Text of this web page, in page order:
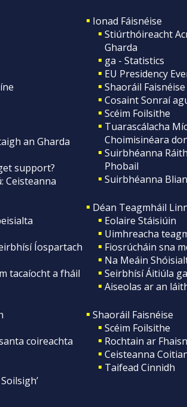
an Gharda
support?
Ceisteanna
Íospartach
tacaíocht a fháil
coireachta
Ionad Fáisnéise
Stiúrthóireacht
Gharda
ga - Statistics
EU Presidency
Shaoráil Faisnéise
Cosaint Sonraí
Scéim Foilsithe
Tuarascálacha
Choimisinéara
Suirbhéanna
Phobail
Suirbhéanna
Déan Teagmháil
Eolaire Stáisiúin
Uimhreacha
Fiosrúcháin sna
Na Meáin
Seirbhísí Áitiúla
Aiseolas ar an
Shaoráil Faisnéise
Scéim Foilsithe
Rochtain ar
Ceisteanna
Taifead Cinnidh